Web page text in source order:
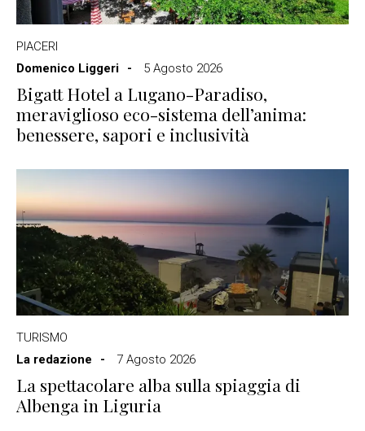
PIACERI
Domenico Liggeri
5 Agosto 2026
Bigatt Hotel a Lugano-Paradiso,
meraviglioso eco-sistema dell’anima:
benessere, sapori e inclusività
TURISMO
La redazione
7 Agosto 2026
La spettacolare alba sulla spiaggia di
Albenga in Liguria